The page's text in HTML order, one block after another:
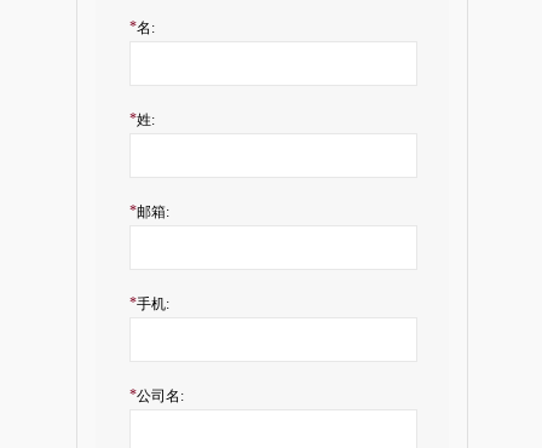
*名:
*姓:
*邮箱:
*手机:
*公司名: